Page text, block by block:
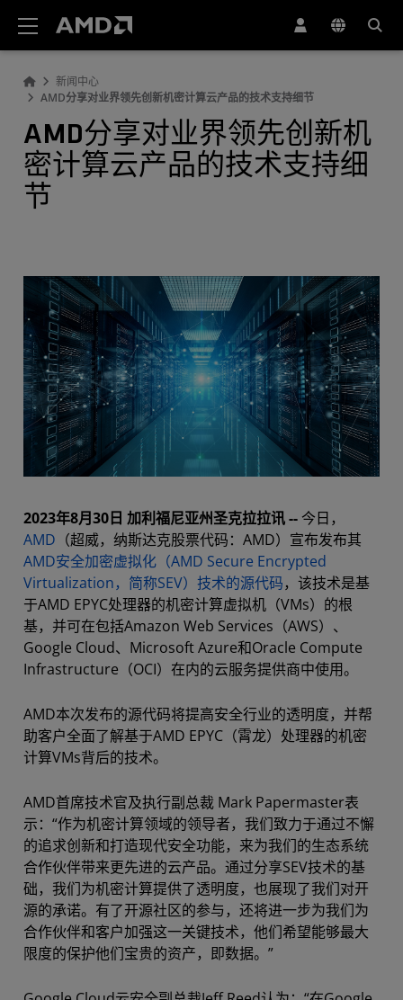
新闻中心
AMD分享对业界领先创新机密计算云产品的技术支持细节
AMD分享对业界领先创新机
密计算云产品的技术支持细
节
2023年8月30日 加利福尼亚州圣克拉拉讯 -- 今日，
AMD （超威，纳斯达克股票代码：AMD）宣布发布其
AMD安全加密虚拟化（AMD Secure Encrypted
Virtualization，简称SEV）技术的源代码，该技术是基
于AMD EPYC处理器的机密计算虚拟机（VMs）的根
基，并可在包括Amazon Web Services（AWS）、
Google Cloud、Microsoft Azure和Oracle Compute
Infrastructure（OCI）在内的云服务提供商中使用。
AMD本次发布的源代码将提高安全行业的透明度，并帮
助客户全面了解基于AMD EPYC（霄龙）处理器的机密
计算VMs背后的技术。
AMD首席技术官及执行副总裁 Mark Papermaster表
示：“作为机密计算领域的领导者，我们致力于通过不懈
的追求创新和打造现代安全功能，来为我们的生态系统
合作伙伴带来更先进的云产品。通过分享SEV技术的基
础，我们为机密计算提供了透明度，也展现了我们对开
源的承诺。有了开源社区的参与，还将进一步为我们为
合作伙伴和客户加强这一关键技术，他们希望能够最大
限度的保护他们宝贵的资产，即数据。”